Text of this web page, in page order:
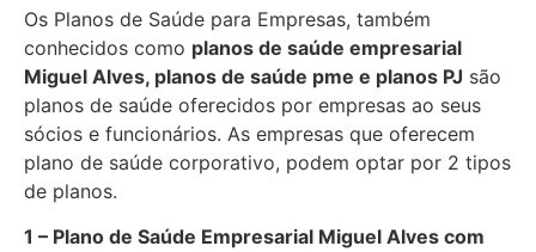
Os Planos de Saúde para Empresas, também
conhecidos como planos de saúde empresarial
Miguel Alves, planos de saúde pme e planos PJ são
planos de saúde oferecidos por empresas ao seus
sócios e funcionários. As empresas que oferecem
plano de saúde corporativo, podem optar por 2 tipos
de planos.
1 – Plano de Saúde Empresarial Miguel Alves com